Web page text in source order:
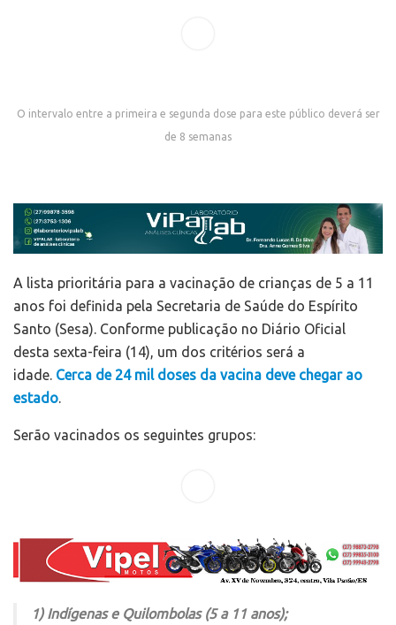
O intervalo entre a primeira e segunda dose para este público deverá ser
de 8 semanas
A lista prioritária para a vacinação de crianças de 5 a 11
anos foi definida pela Secretaria de Saúde do Espírito
Santo (Sesa). Conforme publicação no Diário Oficial
desta sexta-feira (14), um dos critérios será a
idade. Cerca de 24 mil doses da vacina deve chegar ao
estado.
Serão vacinados os seguintes grupos:
1) Indígenas e Quilombolas (5 a 11 anos);